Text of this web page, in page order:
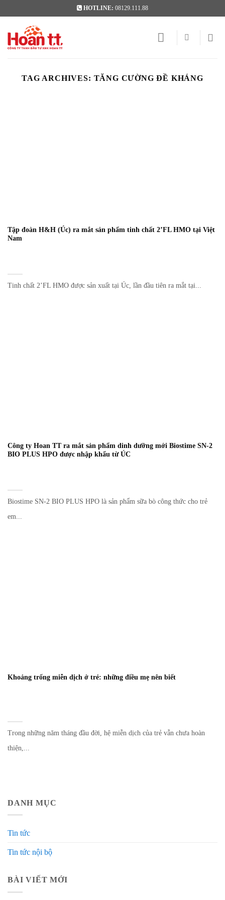
to
content
HOTLINE: 08129.111.88
TAG ARCHIVES: TĂNG CƯỜNG ĐỀ KHÁNG
Tập đoàn H&H (Úc) ra mắt sản phẩm tinh chất 2’FL HMO tại Việt
Nam
Tinh chất 2’FL HMO được sản xuất tại Úc, lần đầu tiên ra mắt tại...
Công ty Hoan TT ra mắt sản phẩm dinh dưỡng mới Biostime SN-2
BIO PLUS HPO được nhập khẩu từ ÚC
Biostime SN-2 BIO PLUS HPO là sản phẩm sữa bò công thức cho trẻ
em...
Khoảng trống miễn dịch ở trẻ: những điều mẹ nên biết
Trong những năm tháng đầu đời, hệ miễn dịch của trẻ vẫn chưa hoàn
thiện,...
DANH MỤC
Tin tức
Tin tức nội bộ
BÀI VIẾT MỚI